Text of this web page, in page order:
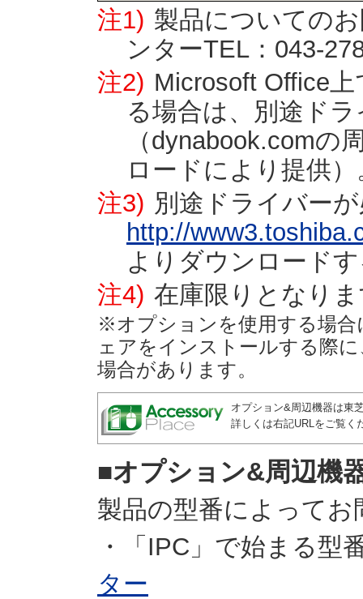
注1) 製品についての
ンターTEL：043-
注2) Microsoft Office
る場合は、別途ド
（dynabook.comの
ロードにより提供）
注3) 別途ドライバー
http://
よりダウンロード
注4) 在庫限りとなり
※オプションを使用する場
ェアをインストールする際
場合があります。
オプション&周辺機器は東
詳しくは右記URLをご覧く
■オプション&周辺機
製品の型番によって
・「IPC」で始まる型
ター